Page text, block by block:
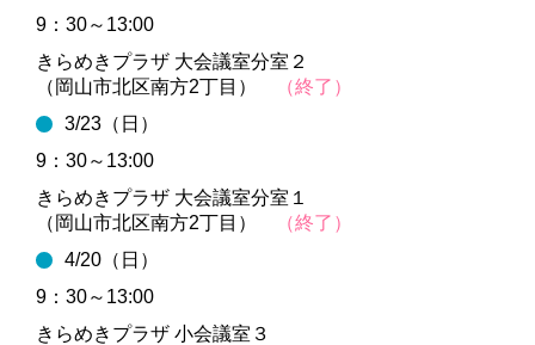
9：30～13:00
きらめきプラザ 大会議室分室２
（岡山市北区南方2丁目）
（終了）
3/23（日）
9：30～13:00
きらめきプラザ 大会議室分室１
（岡山市北区南方2丁目）
（終了）
4/20（日）
9：30～13:00
きらめきプラザ 小会議室３